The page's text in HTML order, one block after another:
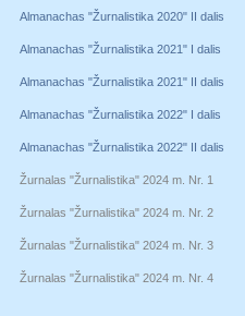
Almanachas "Žurnalistika 2020" II dalis
Almanachas "Žurnalistika 2021" I dalis
Almanachas "Žurnalistika 2021" II dalis
Almanachas "Žurnalistika 2022" I dalis
Almanachas "Žurnalistika 2022" II dalis
Žurnalas "Žurnalistika" 2024 m. Nr. 1
Žurnalas "Žurnalistika" 2024 m. Nr. 2
Žurnalas "Žurnalistika" 2024 m. Nr. 3
Žurnalas "Žurnalistika" 2024 m. Nr. 4